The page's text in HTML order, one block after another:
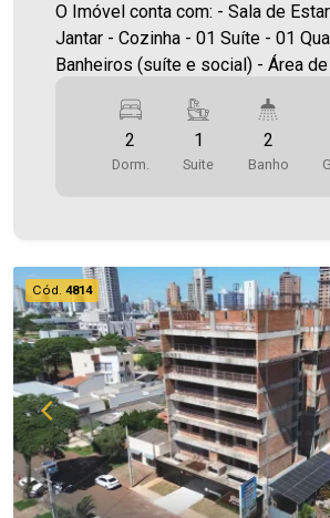
O Imóvel conta com: - Sala de
Jantar - Cozinha - 01 Suíte - 01
Banheiros (suíte e social) - Área
garagem *Edifício com elevador, salão de festas,
piscina, academia e espaço kids. Área Privativa
74,00m² A Imobiliária Ativa possui hoje uma das
agende uma visita! Imobiliária Ativa | Sinta-se em
casa! - As informações aqui prestadas são
verdadeiras, todavia, reservamo-
corrigir qualquer erro de digitação
bem como alteração dos preços e
Fotos meramente ilustrativas
2
Dorm.
1
Suite
2
Banho
Cód. 4814